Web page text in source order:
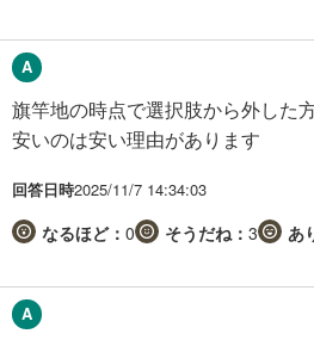
旗竿地の時点で選択肢から外した
安いのは安い理由があります
回答日時2025/11/7 14:34:03
なるほど： 0 そうだね： 3 あ